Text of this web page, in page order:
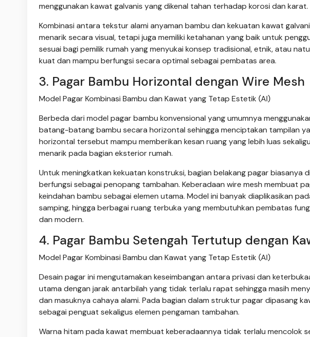
menggunakan kawat galvanis yang dikenal tahan terhadap korosi dan karat.
Kombinasi antara tekstur alami anyaman bambu dan kekuatan kawat
menarik secara visual, tetapi juga memiliki ketahanan yang baik untuk
sesuai bagi pemilik rumah yang menyukai konsep tradisional, etnik, atau
kuat dan mampu berfungsi secara optimal sebagai pembatas area.
3. Pagar Bambu Horizontal dengan Wire Mesh
Model Pagar Kombinasi Bambu dan Kawat yang Tetap Estetik (AI)
Berbeda dari model pagar bambu konvensional yang umumnya
batang-batang bambu secara horizontal sehingga menciptakan tampilan
horizontal tersebut mampu memberikan kesan ruang yang lebih luas
menarik pada bagian eksterior rumah.
Untuk meningkatkan kekuatan konstruksi, bagian belakang pagar biasanya
berfungsi sebagai penopang tambahan. Keberadaan wire mesh membuat
keindahan bambu sebagai elemen utama. Model ini banyak diaplikasikan
samping, hingga berbagai ruang terbuka yang membutuhkan pembatas
dan modern.
4. Pagar Bambu Setengah Tertutup dengan
Model Pagar Kombinasi Bambu dan Kawat yang Tetap Estetik (AI)
Desain pagar ini mengutamakan keseimbangan antara privasi dan
utama dengan jarak antarbilah yang tidak terlalu rapat sehingga masih
dan masuknya cahaya alami. Pada bagian dalam struktur pagar dipasang
sebagai penguat sekaligus elemen pengaman tambahan.
Warna hitam pada kawat membuat keberadaannya tidak terlalu mencolok